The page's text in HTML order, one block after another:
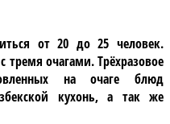
от 20 до 25 человек.
тремя очагами. Трёхразовое
на очаге блюд
кухонь, а так же